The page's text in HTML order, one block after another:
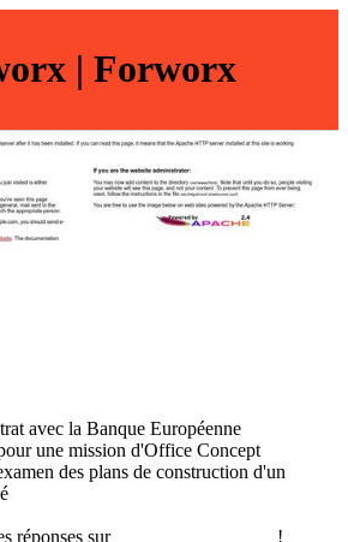
| Forworx
avec la Banque Européenne
une mission d'Office Concept
des plans de construction d'un
réponses sur
!